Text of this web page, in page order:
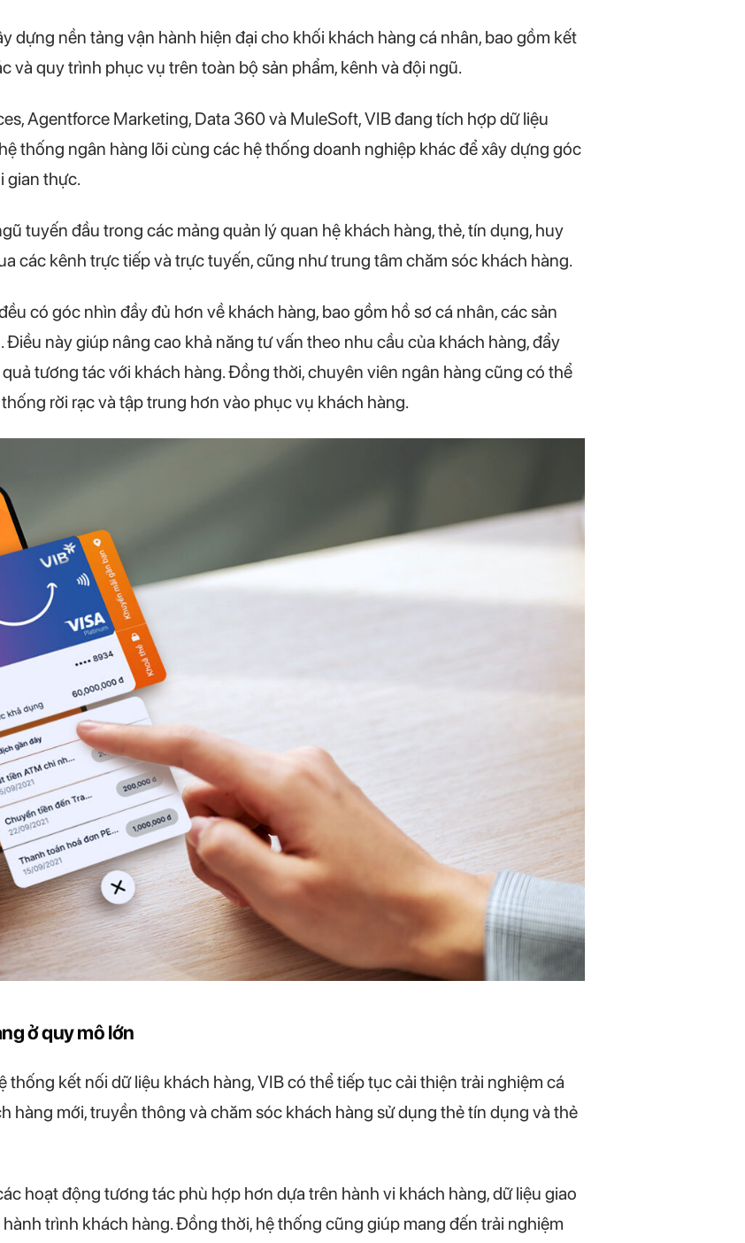
dựng nền tảng vận hành hiện đại cho khối khách hàng cá nhân, bao gồm kết
và quy trình phục vụ trên toàn bộ sản phẩm, kênh và đội ngũ.
Agentforce Marketing, Data 360 và MuleSoft, VIB đang tích hợp dữ liệu
thống ngân hàng lõi cùng các hệ thống doanh nghiệp khác để xây dựng góc
gian thực.
tuyến đầu trong các mảng quản lý quan hệ khách hàng, thẻ, tín dụng, huy
các kênh trực tiếp và trực tuyến, cũng như trung tâm chăm sóc khách hàng.
có góc nhìn đầy đủ hơn về khách hàng, bao gồm hồ sơ cá nhân, các sản
này giúp nâng cao khả năng tư vấn theo nhu cầu của khách hàng, đẩy
tương tác với khách hàng. Đồng thời, chuyên viên ngân hàng cũng có thể
rời rạc và tập trung hơn vào phục vụ khách hàng.
ở quy mô lớn
kết nối dữ liệu khách hàng, VIB có thể tiếp tục cải thiện trải nghiệm cá
hàng mới, truyền thông và chăm sóc khách hàng sử dụng thẻ tín dụng và thẻ
hoạt động tương tác phù hợp hơn dựa trên hành vi khách hàng, dữ liệu giao
trình khách hàng. Đồng thời, hệ thống cũng giúp mang đến trải nghiệm